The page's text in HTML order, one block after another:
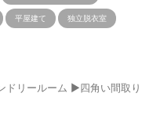
平屋建て 独立脱衣室
リールーム ▶四角い間取り